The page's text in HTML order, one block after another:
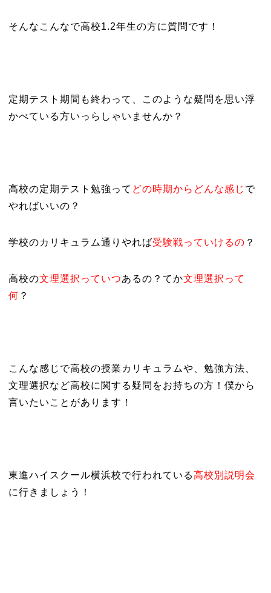
そんなこんなで高校1.2年生の方に質問です！
定期テスト期間も終わって、このような疑問を思い浮
かべている方いっらしゃいませんか？
高校の定期テスト勉強って どの時期からどんな感じ で
やればいいの？
学校のカリキュラム通りやれば受験戦っていけるの ？
高校の文理選択っていつあるの？てか文理選択って
何 ？
こんな感じで高校の授業カリキュラムや、勉強方法、
文理選択など高校に関する疑問をお持ちの方！僕から
言いたいことがあります！
東進ハイスクール横浜校で行われている高校別説明会
に行きましょう！